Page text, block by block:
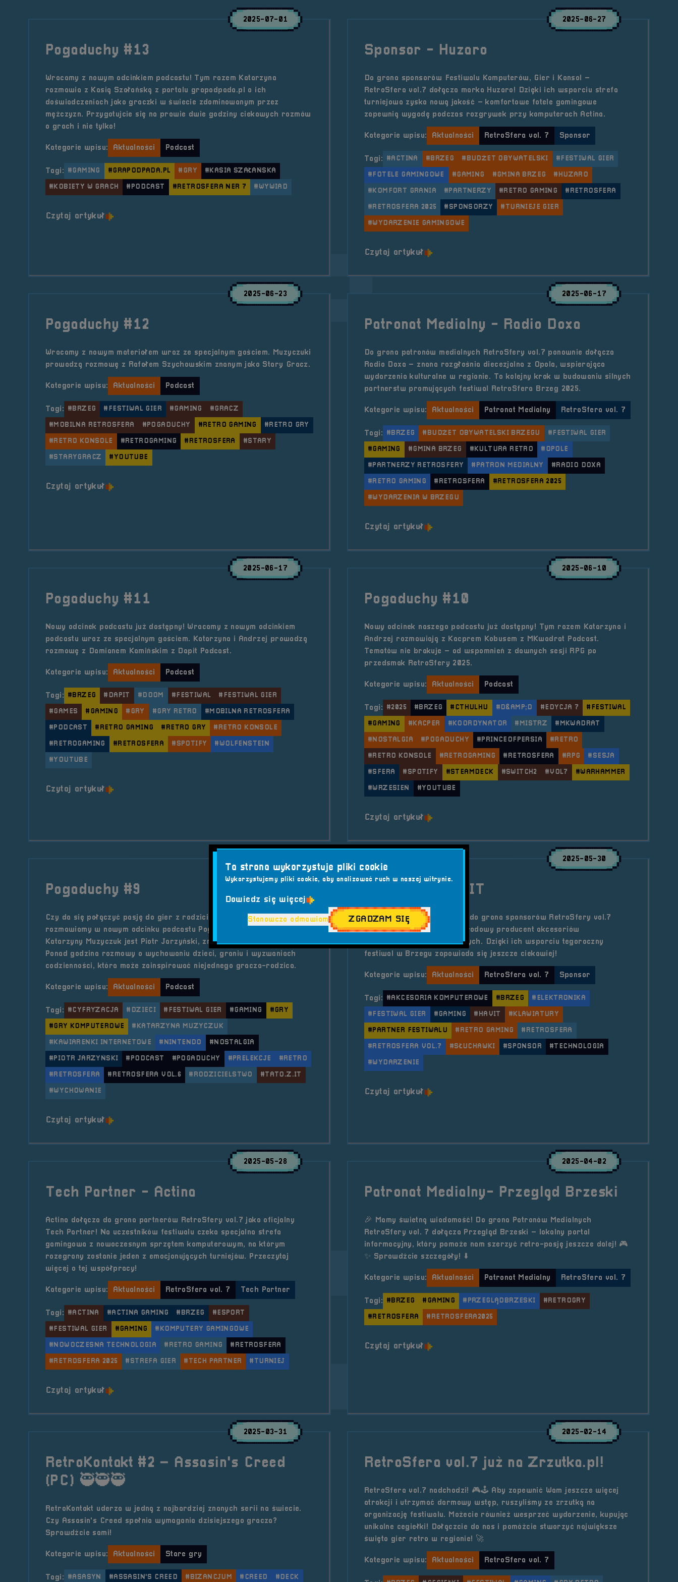
2025-07-01
Pogaduchy #13
Wracamy z nowym odcinkiem podcastu! Tym razem Katarzyna
rozmawia z Kasią Szałańską z portalu grapodpada.pl o ich
doświadczeniach jako graczki w świecie zdominowanym przez
mężczyzn. Przygotujcie się na prawie dwie godziny ciekawych rozmów
o grach i nie tylko!
Kategorie wpisu: Aktualności Podcast
Tagi: #GAMING #GRAPODPADA.PL #GRY #KASIA SZAŁAŃSKA
#KOBIETY W GRACH #PODCAST #RETROSFERA NER 7 #WYWIAD
Czytaj artykuło tytule Pogaduchy #13
2025-06-27
Sponsor - Huzaro
Do grona sponsorów Festiwalu Komputerów, Gier i Konsol –
RetroSfera vol.7 dołącza marka Huzaro! Dzięki ich wsparciu strefa
turniejowa zyska nową jakość – komfortowe fotele gamingowe
zapewnią wygodę podczas rozgrywek przy komputerach Actina.
Kategorie wpisu: Aktualności RetroSfera vol. 7 Sponsor
Tagi: #ACTINA #BRZEG #BUDŻET OBYWATELSKI #FESTIWAL GIER
#FOTELE GAMINGOWE #GAMING #GMINA BRZEG #HUZARO
#KOMFORT GRANIA #PARTNERZY #RETRO GAMING #RETROSFERA
#RETROSFERA 2025 #SPONSORZY #TURNIEJE GIER
#WYDARZENIE GAMINGOWE
Czytaj artykuło tytule Sponsor &#8211; Huzaro
2025-06-23
Pogaduchy #12
Wracamy z nowym materiałem wraz ze specjalnym gościem. Muzyczuki
prowadzą rozmowę z Rafałem Szychowskim znanym jako Stary Gracz.
Kategorie wpisu: Aktualności Podcast
Tagi: #BRZEG #FESTIWAL GIER #GAMING #GRACZ
#MOBILNA RETROSFERA #POGADUCHY #RETRO GAMING #RETRO GRY
#RETRO KONSOLE #RETROGAMING #RETROSFERA #STARY
#STARYGRACZ #YOUTUBE
Czytaj artykuło tytule Pogaduchy #12
2025-06-17
Patronat Medialny - Radio Doxa
Do grona patronów medialnych RetroSfery vol.7 ponownie dołącza
Radio Doxa – znana rozgłośnia diecezjalna z Opola, wspierająca
wydarzenia kulturalne w regionie. To kolejny krok w budowaniu silnych
partnerstw promujących festiwal RetroSfera Brzeg 2025.
Kategorie wpisu: Aktualności Patronat Medialny RetroSfera vol. 7
Tagi: #BRZEG #BUDŻET OBYWATELSKI BRZEGU #FESTIWAL GIER
#GAMING #GMINA BRZEG #KULTURA RETRO #OPOLE
#PARTNERZY RETROSFERY #PATRON MEDIALNY #RADIO DOXA
#RETRO GAMING #RETROSFERA #RETROSFERA 2025
#WYDARZENIA W BRZEGU
Czytaj artykuło tytule Patronat Medialny &#8211; Radio Doxa
2025-06-17
Pogaduchy #11
Nowy odcinek podcastu już dostępny! Wracamy z nowym odcinkiem
podcastu wraz ze specjalnym gościem. Katarzyna i Andrzej prowadzą
rozmowę z Damianem Kamińskim z Dapit Podcast.
Kategorie wpisu: Aktualności Podcast
Tagi: #BRZEG #DAPIT #DOOM #FESTIWAL #FESTIWAL GIER
#GAMES #GAMING #GRY #GRY RETRO #MOBILNA RETROSFERA
#PODCAST #RETRO GAMING #RETRO GRY #RETRO KONSOLE
#RETROGAMING #RETROSFERA #SPOTIFY #WOLFENSTEIN
#YOUTUBE
Czytaj artykuło tytule Pogaduchy #11
2025-06-10
Pogaduchy #10
Nowy odcinek naszego podcastu już dostępny! Tym razem Katarzyna i
Andrzej rozmawiają z Kacprem Kobusem z MKwadrat Podcast.
Tematów nie brakuje – od wspomnień z dawnych sesji RPG po
przedsmak RetroSfery 2025.
Kategorie wpisu: Aktualności Podcast
Tagi: #2025 #BRZEG #CTHULHU #D&AMP;D #EDYCJA 7 #FESTIWAL
#GAMING #KACPER #KOORDYNATOR #MISTRZ #MKWADRAT
#NOSTALGIA #POGADUCHY #PRINCEOFPERSIA #RETRO
#RETRO KONSOLE #RETROGAMING #RETROSFERA #RPG #SESJA
#SFERA #SPOTIFY #STEAMDECK #SWITCH2 #VOL7 #WARHAMMER
#WRZESIEŃ #YOUTUBE
Czytaj artykuło tytule Pogaduchy #10
Pogaduchy #9
Czy da się połączyć pasję do gier z rodzicielstwem? O tym właśnie
rozmawiamy w nowym odcinku podcastu Pogaduchy! Gościem
Katarzyny Muzyczuk jest Piotr Jarzyński, znany w sieci jako Tato.z.It.
Ponad godzina rozmowy o wychowaniu dzieci, graniu i wyzwaniach
codzienności, która może zainspirować niejednego gracza-rodzica.
Kategorie wpisu: Aktualności Podcast
Tagi: #CYFRYZACJA #DZIECI #FESTIWAL GIER #GAMING #GRY
#GRY KOMPUTEROWE #KATARZYNA MUZYCZUK
#KAWIARENKI INTERNETOWE #NINTENDO #NOSTALGIA
#PIOTR JARZYŃSKI #PODCAST #POGADUCHY #PRELEKCJE #RETRO
#RETROSFERA #RETROSFERA VOL.6 #RODZICIELSTWO #TATO.Z.IT
#WYCHOWANIE
Czytaj artykuło tytule Pogaduchy #9
2025-05-30
Sponsor - HAVIT
Z radością informujemy, że do grona sponsorów RetroSfery vol.7
dołącza HAVIT – międzynarodowy producent akcesoriów
komputerowych i gamingowych. Dzięki ich wsparciu tegoroczny
festiwal w Brzegu zapowiada się jeszcze ciekawiej!
Kategorie wpisu: Aktualności RetroSfera vol. 7 Sponsor
Tagi: #AKCESORIA KOMPUTEROWE #BRZEG #ELEKTRONIKA
#FESTIWAL GIER #GAMING #HAVIT #KLAWIATURY
#PARTNER FESTIWALU #RETRO GAMING #RETROSFERA
#RETROSFERA VOL.7 #SŁUCHAWKI #SPONSOR #TECHNOLOGIA
#WYDARZENIE
Czytaj artykuło tytule Sponsor &#8211; HAVIT
2025-05-28
Tech Partner - Actina
Actina dołącza do grona partnerów RetroSfery vol.7 jako oficjalny
Tech Partner! Na uczestników festiwalu czeka specjalna strefa
gamingowa z nowoczesnym sprzętem komputerowym, na którym
rozegrany zostanie jeden z emocjonujących turniejów. Przeczytaj
więcej o tej współpracy!
Kategorie wpisu: Aktualności RetroSfera vol. 7 Tech Partner
Tagi: #ACTINA #ACTINA GAMING #BRZEG #ESPORT
#FESTIWAL GIER #GAMING #KOMPUTERY GAMINGOWE
#NOWOCZESNA TECHNOLOGIA #RETRO GAMING #RETROSFERA
#RETROSFERA 2025 #STREFA GIER #TECH PARTNER #TURNIEJ
Czytaj artykuło tytule Tech Partner &#8211; Actina
2025-04-02
Patronat Medialny- Przegląd Brzeski
🎉 Mamy świetną wiadomość! Do grona Patronów Medialnych
RetroSfery vol. 7 dołącza Przegląd Brzeski – lokalny portal
informacyjny, który pomoże nam szerzyć retro-pasję jeszcze dalej! 🎮
✨ Sprawdźcie szczegóły! ⬇️
Kategorie wpisu: Aktualności Patronat Medialny RetroSfera vol. 7
Tagi: #BRZEG #GAMING #PRZEGLĄDBRZESKI #RETROGRY
#RETROSFERA #RETROSFERA2025
Czytaj artykuło tytule Patronat Medialny- Przegląd Brzeski
2025-03-31
RetroKontakt #2 – Assasin's Creed
(PC) 🥷🥷🥷
RetroKontakt uderza w jedną z najbardziej znanych serii na świecie.
Czy Assasin's Creed spełnia wymagania dzisiejszego gracza?
Sprawdźcie sami!
Kategorie wpisu: Aktualności Stare gry
Tagi: #ASASYN #ASSASIN'S CREED #BIZANCJUM #CREED #DECK
2025-02-14
RetroSfera vol.7 już na Zrzutka.pl!
RetroSfera vol.7 nadchodzi! 🎮🕹️ Aby zapewnić Wam jeszcze więcej
atrakcji i utrzymać darmowy wstęp, ruszyliśmy ze zrzutką na
organizację festiwalu. Możecie również wesprzeć wydarzenie, kupując
unikalne cegiełki! Dołączcie do nas i pomóżcie stworzyć największe
święto gier retro w regionie! 🚀
Kategorie wpisu: Aktualności RetroSfera vol. 7
Ta strona wykorzystuje pliki cookie
Wykorzystujemy pliki cookie, aby analizować ruch w naszej witrynie.
Dowiedz się więcej
Stanowczo odmawiam ZGADZAM SIĘ